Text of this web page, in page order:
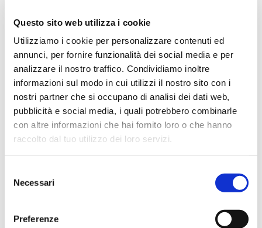
Questo sito web utilizza i cookie
Utilizziamo i cookie per personalizzare contenuti ed
annunci, per fornire funzionalità dei social media e per
analizzare il nostro traffico. Condividiamo inoltre
informazioni sul modo in cui utilizzi il nostro sito con i
nostri partner che si occupano di analisi dei dati web,
pubblicità e social media, i quali potrebbero combinarle
con altre informazioni che hai fornito loro o che hanno
raccolto dal tuo utilizzo dei loro servizi.
delNecessari
Preferenze
Ottima esperienza d’acquisto. Comunicazione
puntuale e cordiale, spedizione rapida e prodotti
effettivamente disponibili come indicato sul sito, senza
sorprese o ritardi. Servizio affidabile e professionale.
Negozio assolutamente consigliato, acqui..
Ciro Pio Donnarumma
4 mesi fa
Ho acquistato un Selmer Super Action 80 serie I da
Biasin e sono rimasto davvero super soddisfatto. Il sax
è arrivato in condizioni impeccabili, perfettamente